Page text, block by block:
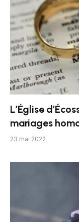
L’Église
mariages
23 mai 2022